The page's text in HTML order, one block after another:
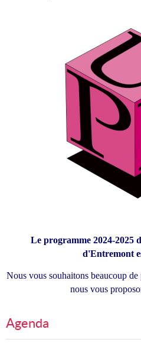
Le programme 2024-2025
d'Entremont
Nous vous souhaitons beaucoup
nous vous
Agenda